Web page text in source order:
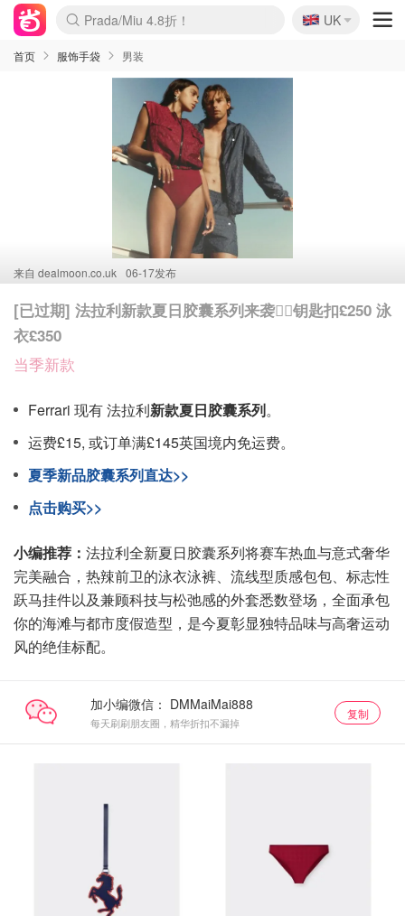
麦卢卡蜂蜜夏促！个位数！
Prada/Miu 4.8折！
啥？必胜客披萨5折！
🇬🇧
UK
首页 服饰手袋 男装
来自 dealmoon.co.uk 06-17发布
[已过期] 法拉利新款夏日胶囊系列来袭🏊‍♀️钥匙扣£250 泳
衣£350
当季新款
Ferrari 现有 法拉利新款夏日胶囊系列。
运费£15, 或订单满£145英国境内免运费。
夏季新品胶囊系列直达>>
点击购买>>
小编推荐： 法拉利全新夏日胶囊系列将赛车热血与意式奢华
完美融合，热辣前卫的泳衣泳裤、流线型质感包包、标志性
跃马挂件以及兼顾科技与松弛感的外套悉数登场，全面承包
你的海滩与都市度假造型，是今夏彰显独特品味与高奢运动
风的绝佳标配。
加小编微信：
每天刷刷朋友圈，精华折扣不漏掉
复制